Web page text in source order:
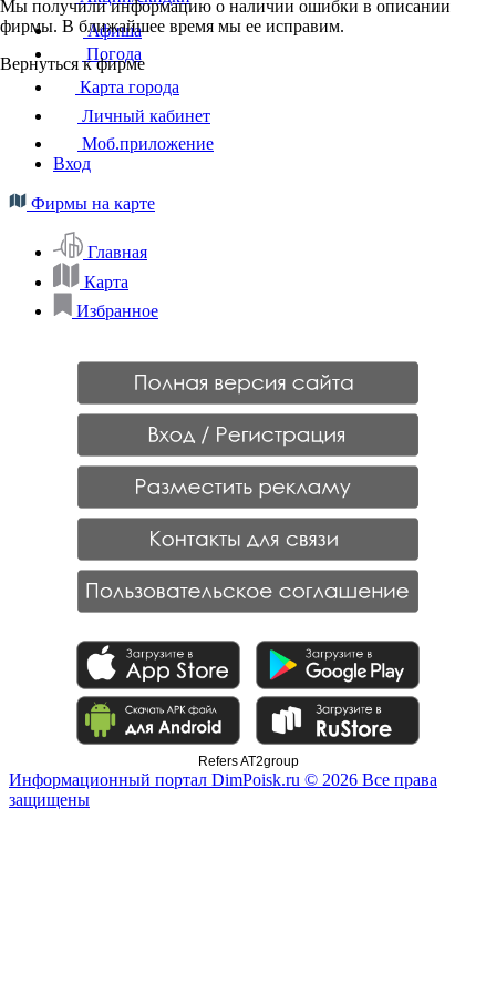
Мы получили информацию о наличии ошибки в описании
фирмы. В ближайшее время мы ее исправим.
Вернуться к фирме
Афиша
Погода
Карта города
Личный кабинет
Моб.приложение
Вход
Фирмы на карте
Главная
Карта
Избранное
Refers AT2group
Информационный портал DimPoisk.ru © 2026 Все права
защищены